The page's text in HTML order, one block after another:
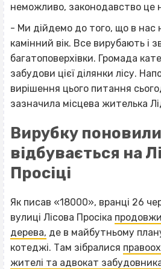
неможливо, законодавство це
- Ми дійдемо до того, що в нас
камінний вік. Все вирубають і
багатоповерхівки. Громада
забудови цієї ділянки лісу.
вирішення цього питання
зазначила місцева жителька
Вирубку
відбувається на
Просіці
Як писав «18000», вранці 26
вулиці Лісова Просіка
дерева, де в майбутньому
котеджі. Там зібралися
жителі та адвокат